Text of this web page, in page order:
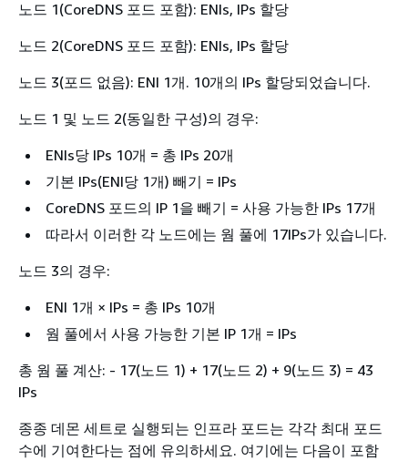
노드 1(CoreDNS 포드 포함): ENIs, IPs 할당
노드 2(CoreDNS 포드 포함): ENIs, IPs 할당
노드 3(포드 없음): ENI 1개. 10개의 IPs 할당되었습니다.
노드 1 및 노드 2(동일한 구성)의 경우:
ENIs당 IPs 10개 = 총 IPs 20개
기본 IPs(ENI당 1개) 빼기 = IPs
CoreDNS 포드의 IP 1을 빼기 = 사용 가능한 IPs 17개
따라서 이러한 각 노드에는 웜 풀에 17IPs가 있습니다.
노드 3의 경우:
ENI 1개 × IPs = 총 IPs 10개
웜 풀에서 사용 가능한 기본 IP 1개 = IPs
총 웜 풀 계산: - 17(노드 1) + 17(노드 2) + 9(노드 3) = 43
IPs
종종 데몬 세트로 실행되는 인프라 포드는 각각 최대 포드
수에 기여한다는 점에 유의하세요. 여기에는 다음이 포함